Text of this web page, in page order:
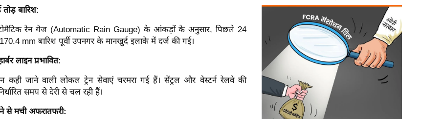
तोड़ बारिश:
रेन गेज (Automatic Rain Gauge) के आंकड़ों के अनुसार, पिछले 24
mm बारिश पूर्वी उपनगर के मानखुर्द इलाके में दर्ज की गई।
लाइन प्रभावित:
कही जाने वाली लोकल ट्रेन सेवाएं चरमरा गई हैं। सेंट्रल और वेस्टर्न रेलवे की
समय से देरी से चल रही हैं।
से मची अफरातफरी: